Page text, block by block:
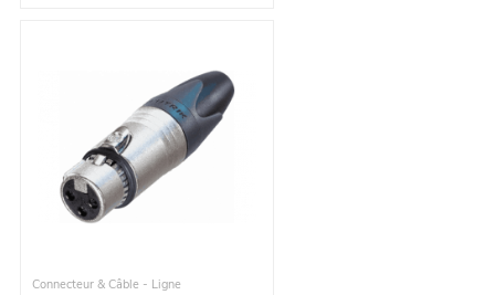
Connecteur & Câble - Ligne